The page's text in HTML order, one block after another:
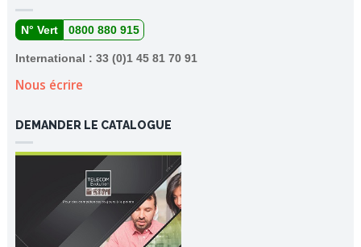
N° Vert 0800 880 915
International : 33 (0)1 45 81 70 91
Nous écrire
DEMANDER LE CATALOGUE